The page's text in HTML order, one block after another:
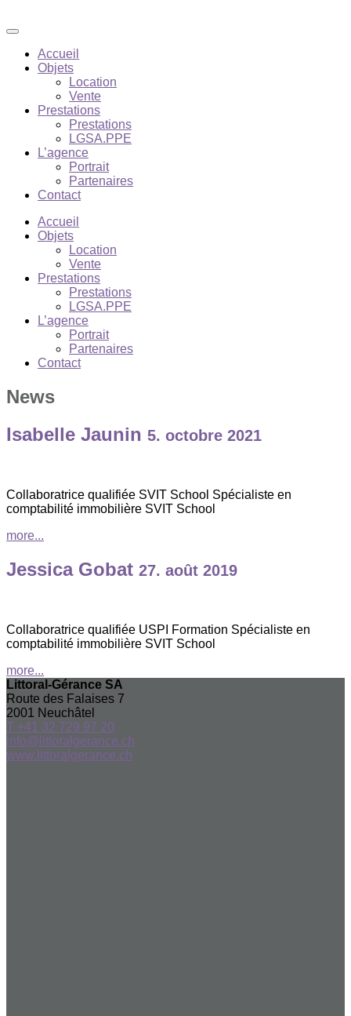
Accueil
Objets
Location
Vente
Prestations
Prestations
LGSA.PPE
L’agence
Portrait
Partenaires
Contact
Accueil
Objets
Location
Vente
Prestations
Prestations
LGSA.PPE
L’agence
Portrait
Partenaires
Contact
News
Isabelle Jaunin 5. octobre 2021
Collaboratrice qualifiée SVIT School Spécialiste en
comptabilité immobilière SVIT School
more...
Jessica Gobat 27. août 2019
Collaboratrice qualifiée USPI Formation Spécialiste en
comptabilité immobilière SVIT School
more...
Littoral-Gérance SA
Route des Falaises 7
2001
Neuchâtel
T +41 32 729 97 20
info@littoralgerance.ch
www.littoralgerance.ch